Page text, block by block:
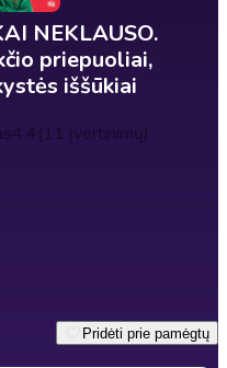
NEKLAUSO.
priepuoliai,
iššūkiai
4.4(11 įvertinimų)
Pridėti prie pamėgtų